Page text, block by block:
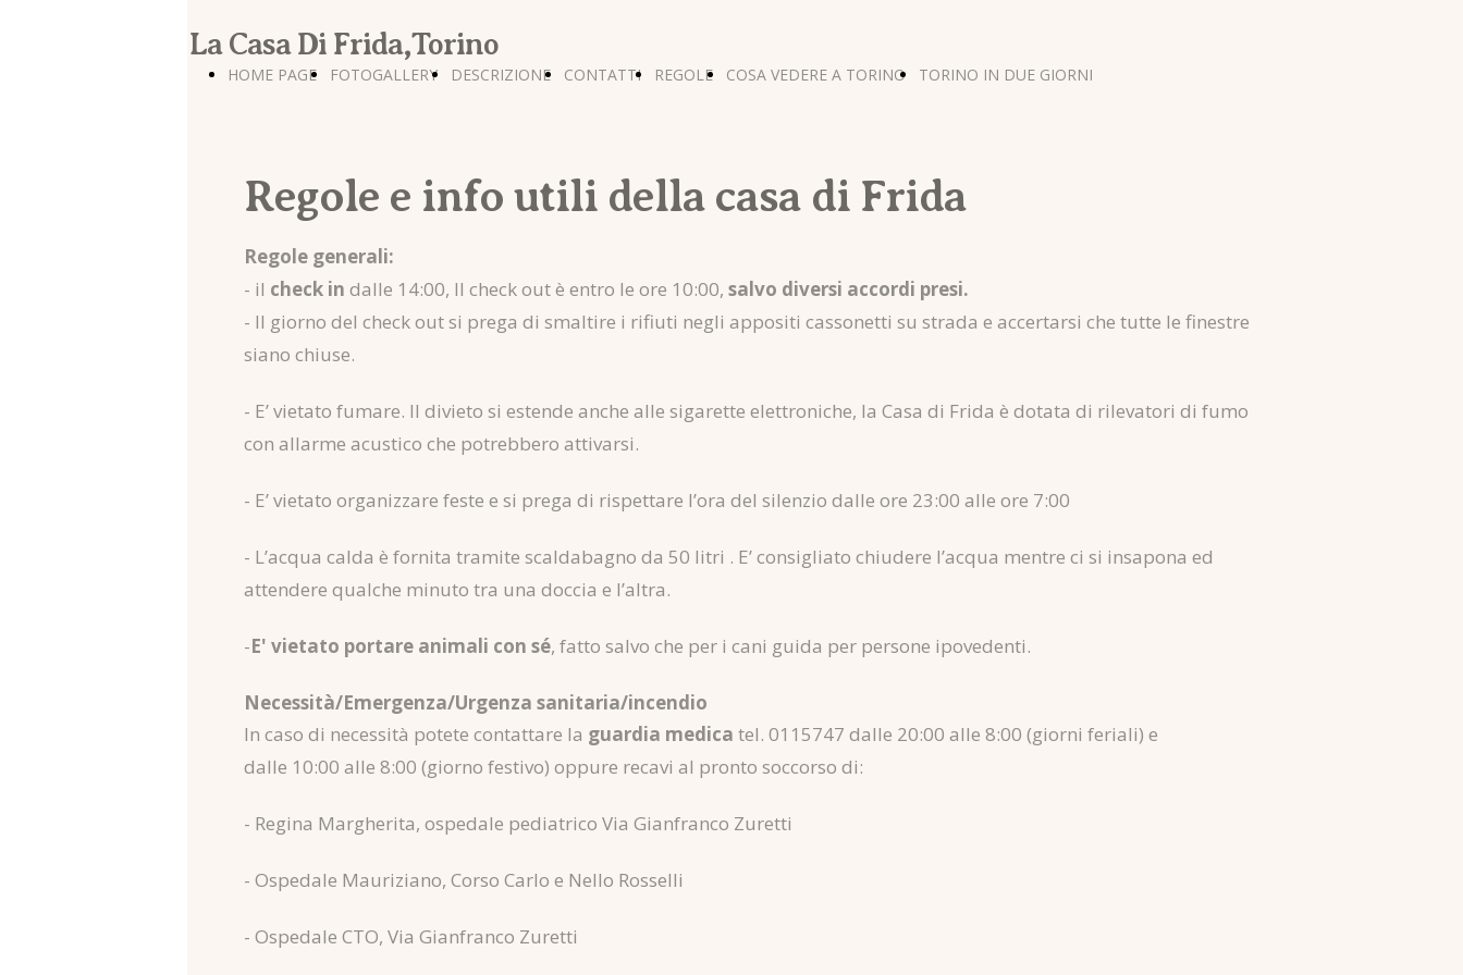
La Casa Di Frida,Torino
HOME PAGE FOTOGALLERY DESCRIZIONE CONTATTI REGOLE COSA VEDERE A TORINO TORINO IN DUE GIORNI
Regole e info utili della casa di Frida
Regole generali:
- il check in dalle 14:00, Il check out è entro le ore 10:00, salvo diversi accordi presi.
- Il giorno del check out si prega di smaltire i rifiuti negli appositi cassonetti su strada e accertarsi che tutte le finestre
siano chiuse.
- E’ vietato fumare. Il divieto si estende anche alle sigarette elettroniche, la Casa di Frida è dotata di rilevatori di fumo
con allarme acustico che potrebbero attivarsi.
- E’ vietato organizzare feste e si prega di rispettare l’ora del silenzio dalle ore 23:00 alle ore 7:00
- L’acqua calda è fornita tramite scaldabagno da 50 litri . E’ consigliato chiudere l’acqua mentre ci si insapona ed
attendere qualche minuto tra una doccia e l’altra.
-E' vietato portare animali con sé, fatto salvo che per i cani guida per persone ipovedenti.
Necessità/Emergenza/Urgenza sanitaria/incendio
In caso di necessità potete contattare la guardia medica tel. 0115747 dalle 20:00 alle 8:00 (giorni feriali) e
dalle 10:00 alle 8:00 (giorno festivo) oppure recavi al pronto soccorso di:
- Regina Margherita, ospedale pediatrico Via Gianfranco Zuretti
- Ospedale Mauriziano, Corso Carlo e Nello Rosselli
- Ospedale CTO, Via Gianfranco Zuretti